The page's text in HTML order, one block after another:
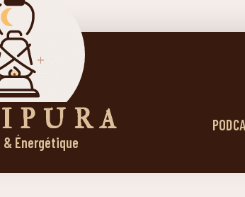
P U R A
Énergétique